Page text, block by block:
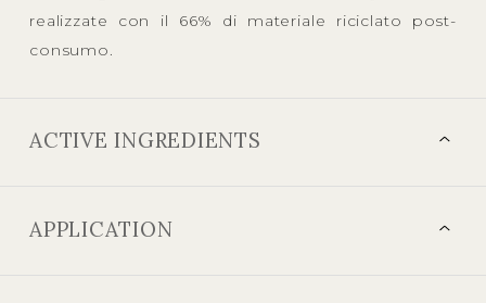
realizzate con il 66% di materiale riciclato post-
consumo.
ACTIVE INGREDIENTS
APPLICATION